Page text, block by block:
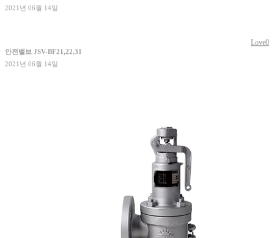
2021년 06월 14일
안전밸브 JSV-BF21,22,31
2021년 06월 14일
Love0